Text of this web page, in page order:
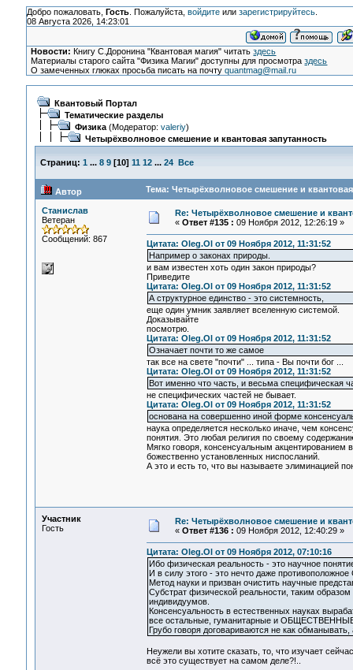
Добро пожаловать, Гость. Пожалуйста, войдитеили зарегистрируйтесь.
08 Августа 2026, 14:23:01
Новости: Книгу С.Доронина "Квантовая магия" читатьздесь
Материалы старого сайта "Физика Магии" доступны для просмотраздесь
О замеченных глюках просьба писать на почтуquantmag@mail.ru
Квантовый Портал
Тематические разделы
Физика(Модератор: valeriy)
Четырёхволновое смешение и квантовая запутанность
Страниц: 1 ... 8 9[10] 11 12 ... 24 Все
Автор Тема: Четырёхволновое смешение и
Станислав
Ветеран
Сообщений: 867
Re: Четырёхволновое смешение и
« Ответ #135 : 09 Ноября 2012, 12:26:19 »
Цитата: Oleg.Ol от 09 Ноября 2012, 11:31:52
Например о законах природы.
и вам известен хоть один закон природы?
Приведите
Цитата: Oleg.Ol от 09 Ноября 2012, 11:31:52
А структурное единство - это системность,
еще один умник заявляет вселенную системой.
Доказывайте
посмотрю.
Цитата: Oleg.Ol от 09 Ноября 2012, 11:31:52
Означает почти то же самое
так все на свете "почти" ... типа - Вы почти бог ...
Цитата: Oleg.Ol от 09 Ноября 2012, 11:31:52
Вот именно что часть, и весьма специфическая
не специфических частей не бывает.
Цитата: Oleg.Ol от 09 Ноября 2012, 11:31:52
основана на совершенно иной форме
наука определяется несколько иначе, чем
понятия. Это любая религия по своему
Мягко говоря, консенсуальным акцентированием
божественно установленных ниспосланий.
А это и есть то, что вы называете элиминацией
Участник
Гость
Re: Четырёхволновое смешение и
« Ответ #136 : 09 Ноября 2012, 12:40:29 »
Цитата: Oleg.Ol от 09 Ноября 2012, 07:10:16
Ибо физическая реальность - это научное
И в силу этого - это нечто даже
Метод науки и призван очистить научные
Субстрат физической реальности, таким
индивидуумов.
Консенсуальность в естественных науках
все остальные, гуманитарные и ОБЩЕСТВЕННЫЕ
Грубо говоря договариваются не как
Неужели вы хотите сказать, то, что изучает
всё это существует на самом деле?!..